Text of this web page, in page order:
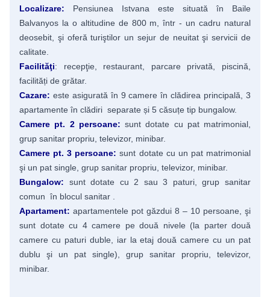
Localizare:
Pensiunea Istvana este situată în Baile
Balvanyos la o altitudine de 800 m, într - un cadru natural
deosebit, şi oferă turiştilor un sejur de neuitat şi servicii de
calitate.
Facilităţi: recepţie, restaurant, parcare privată, piscină,
facilități de grătar.
Cazare: este asigurată în 9 camere în clădirea principală, 3
apartamente în clădiri separate și 5 căsuțe tip bungalow.
Camere pt. 2 persoane: sunt dotate cu pat matrimonial,
grup sanitar propriu, televizor, minibar.
Camere pt. 3 persoane: sunt dotate cu un pat matrimonial
şi un pat single, grup sanitar propriu, televizor, minibar.
Bungalow:
sunt dotate cu 2 sau 3 paturi, grup sanitar
comun în blocul sanitar .
Apartament: apartamentele pot găzdui 8 – 10 persoane, şi
sunt dotate cu 4 camere pe două nivele (la parter două
camere cu paturi duble, iar la etaj două camere cu un pat
dublu şi un pat single), grup sanitar propriu, televizor,
minibar.